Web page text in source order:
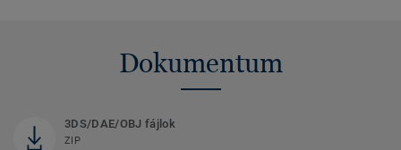
Dokumentum
3DS/DAE/OBJ fájlok
ZIP